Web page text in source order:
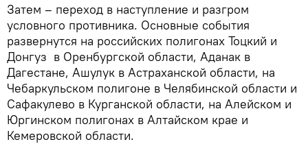
Затем – переход в наступление и разгром
условного противника. Основные события
развернутся на российских полигонах Тоцкий и
Донгуз в Оренбургской области, Аданак в
Дагестане, Ашулук в Астраханской области, на
Чебаркульском полигоне в Челябинской области и
Сафакулево в Курганской области, на Алейском и
Юргинском полигонах в Алтайском крае и
Кемеровской области.